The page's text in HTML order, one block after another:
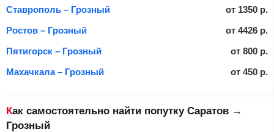
Ставрополь – Грозный
от 1350 р.
Ростов – Грозный
от 4426 р.
Пятигорск – Грозный
от 800 р.
Махачкала – Грозный
от 450 р.
Как самостоятельно найти попутку Саратов →
Грозный